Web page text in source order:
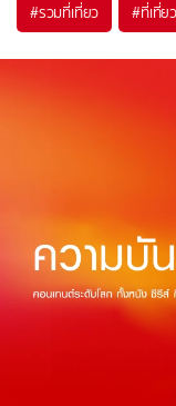
#รวมที่เที่ยว #ที่เที่ย